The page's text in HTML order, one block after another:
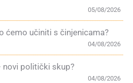
05/08/2026
ćemo učiniti s činjenicama?
04/08/2026
novi politički skup?
04/08/2026